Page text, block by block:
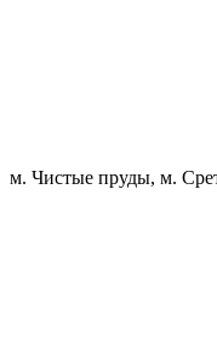
м. Чистые пруды, м.